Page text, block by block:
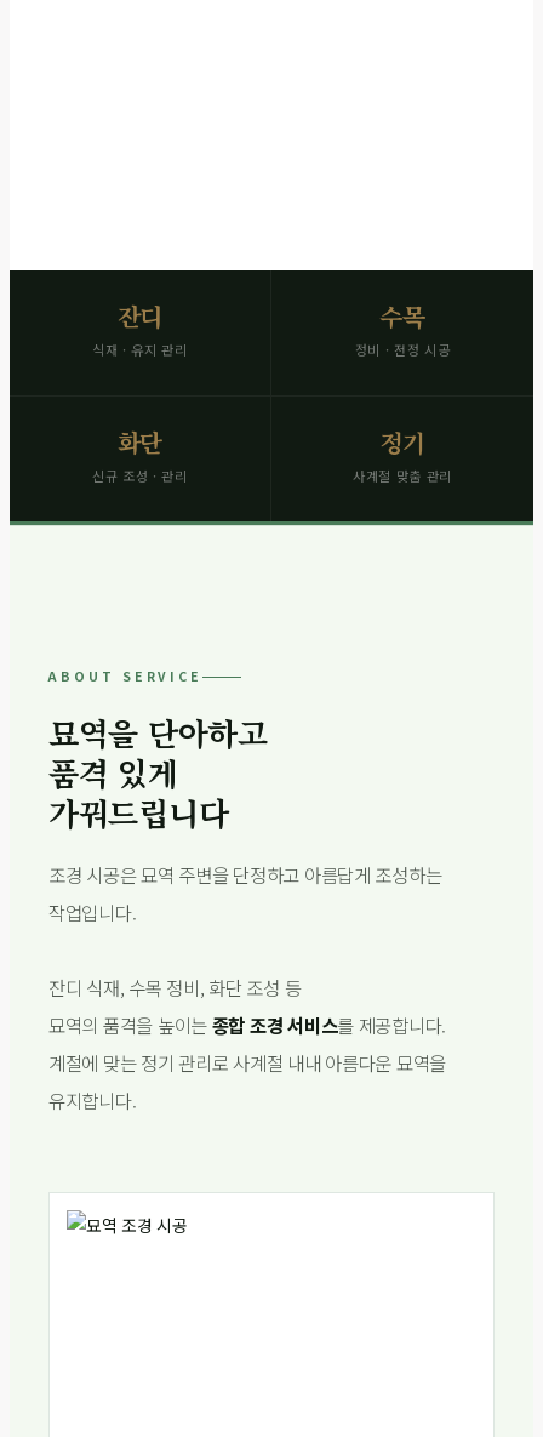
잔디
식재 · 유지 관리
수목
정비 · 전정 시공
화단
신규 조성 · 관리
정기
사계절 맞춤 관리
ABOUT SERVICE
묘역을 단아하고
품격 있게
가꿔드립니다
조경 시공은 묘역 주변을 단정하고 아름답게 조성하는
작업입니다.
잔디 식재, 수목 정비, 화단 조성 등
묘역의 품격을 높이는종합 조경 서비스를 제공합니다.
계절에 맞는 정기 관리로 사계절 내내 아름다운 묘역을
유지합니다.